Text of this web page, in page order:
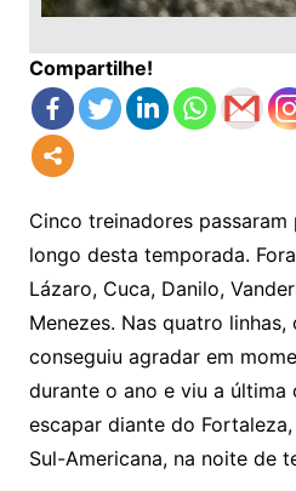
Compartilhe!
Cinco treinadores
longo desta temporada.
Lázaro, Cuca, Danilo,
Menezes. Nas quatro
conseguiu agradar em
durante o ano e viu a última
escapar diante do
Sul-Americana, na noite de